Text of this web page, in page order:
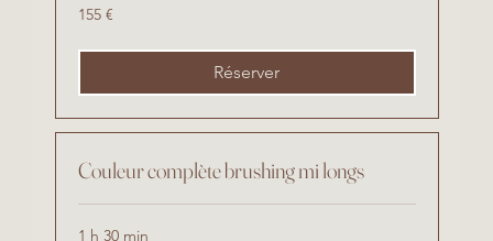
155
euros
155 €
Réserver
Couleur complète brushing mi longs
1 h 30 min